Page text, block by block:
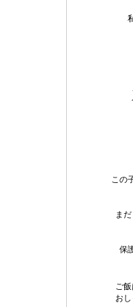
この
ま
保
ご
お